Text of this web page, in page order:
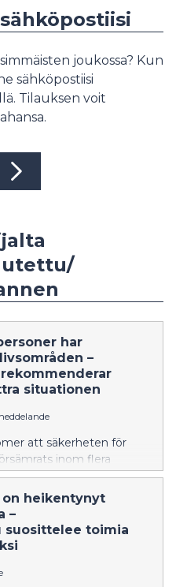
joukossa? Kun
sähköpostiisi
Tilauksen voit
har
–
situationen
att säkerheten för
inom flera
åtgärder för att
betonar också
upp och garantera
borde identifieras bättre
behandlar
on heikentynyt
–
suosittelee toimia